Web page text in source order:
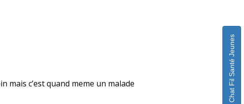
mais c’est quand meme un malade
Chat Fil Santé Jeunes